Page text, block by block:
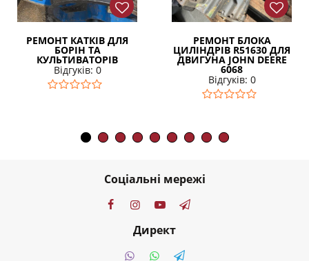
РЕМОНТ КАТКІВ ДЛЯ
БОРІН ТА
КУЛЬТИВАТОРІВ
Відгуків: 0
РЕМОНТ БЛОКА
ЦИЛІНДРІВ R51630 ДЛЯ
ДВИГУНА JOHN DEERE
6068
Відгуків: 0
Соціальні мережі
Директ